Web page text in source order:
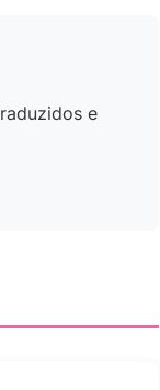
e